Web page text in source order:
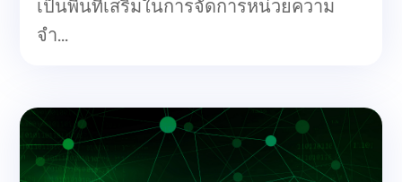
เป็นพื้นที่เสริมในการจัดการหน่วยความ
จำ...